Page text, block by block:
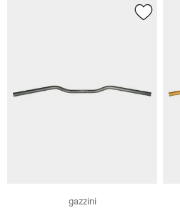
gazzini